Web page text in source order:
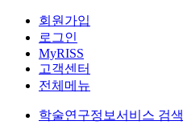
회원가입
로그인
MyRISS
고객센터
전체메뉴
학술연구정보서비스 검색